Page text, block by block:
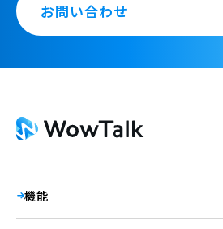
お問い合わせ
機能